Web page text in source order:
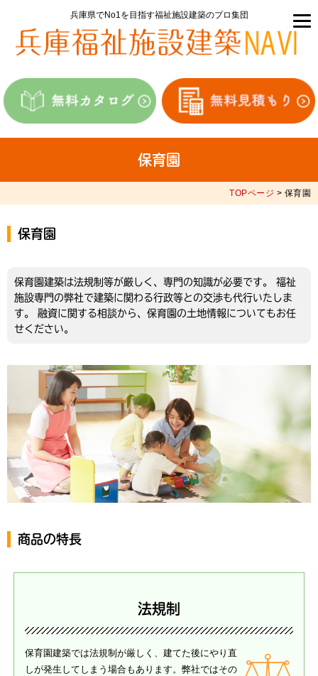
兵庫県でNo1を目指す福祉施設建築のプロ集団
保育園
TOPページ > 保育園
保育園
保育園建築は法規制等が厳しく、専門の知識が必要です。 福祉
施設専門の弊社で建築に関わる行政等との交渉も代行いたしま
す。 融資に関する相談から、保育園の土地情報についてもお任
せください。
商品の特長
法規制
保育園建築では法規制が厳しく、建てた後にやり直
しが発生してしまう場合もあります。弊社ではその